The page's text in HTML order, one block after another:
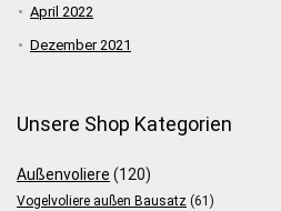
April 2022
Dezember 2021
Unsere Shop Kategorien
Außenvoliere (120)
Vogelvoliere außen Bausatz (61)